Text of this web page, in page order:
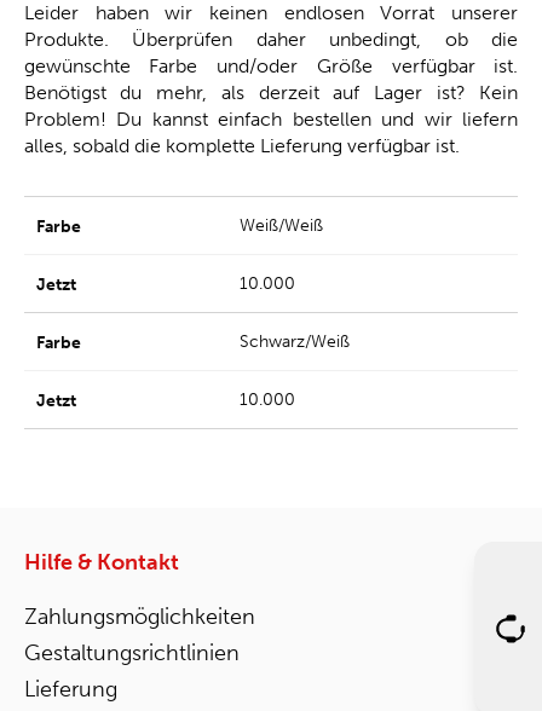
Leider haben wir keinen endlosen Vorrat unserer
Produkte. Überprüfen daher unbedingt, ob die
gewünschte Farbe und/oder Größe verfügbar ist.
Benötigst du mehr, als derzeit auf Lager ist? Kein
Problem! Du kannst einfach bestellen und wir liefern
alles, sobald die komplette Lieferung verfügbar ist.
Weiß/Weiß
10.000
Schwarz/Weiß
10.000
Hilfe & Kontakt
Zahlungsmöglichkeiten
Gestaltungsrichtlinien
Lieferung